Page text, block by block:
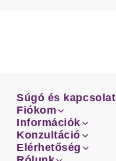
Súgó és kapcsolat
Email
Facebook
Súgó és kapcsolat
Email
Facebook
Fiókom
Rendeléseid
Fiókom
Rendeléseid
Információk
Szállítás
Információk
Szállítás
Konzultáció
Mérettanácsadó
Konzultáció
Elérhetőség
Elérhetőség